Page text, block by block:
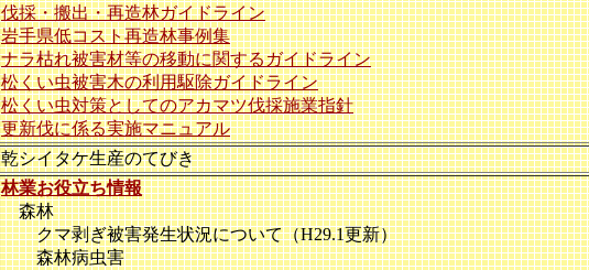
伐採・搬出・再造林ガイドライン
岩手県低コスト再造林事例集
ナラ枯れ被害材等の移動に関するガイドライン
松くい虫被害木の利用駆除ガイドライン
松くい虫対策としてのアカマツ伐採施業指針
更新伐に係る実施マニュアル
乾シイタケ生産のてびき
林業お役立ち情報
森林
クマ剥ぎ被害発生状況について（H29.1更新）
森林病虫害